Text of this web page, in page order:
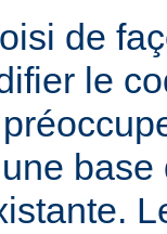
de
le